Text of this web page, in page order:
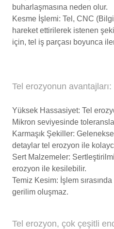
buharlaşmasına neden olur.
Kesme İşlemi: Tel, CNC
hareket ettirilerek istenen
için, tel iş parçası boyunca
Tel erozyonun avantajları:
Yüksek Hassasiyet: Tel
Mikron seviyesinde
Karmaşık Şekiller:
detaylar tel erozyon ile
Sert Malzemeler:
erozyon ile kesilebilir.
Temiz Kesim: İşlem
gerilim oluşmaz.
Tel erozyon, çok çeşitli